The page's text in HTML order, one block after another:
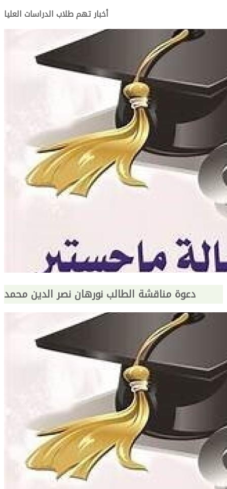
أخبار تهم طلاب الدراسات العليا
دعوة مناقشة الطالب نورهان نصر الدين محمد